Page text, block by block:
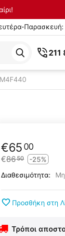
211
€65 00
€8650
-25%
Διαθεσιμότητα:
Μη
Προσθήκη στη
Τρόποι